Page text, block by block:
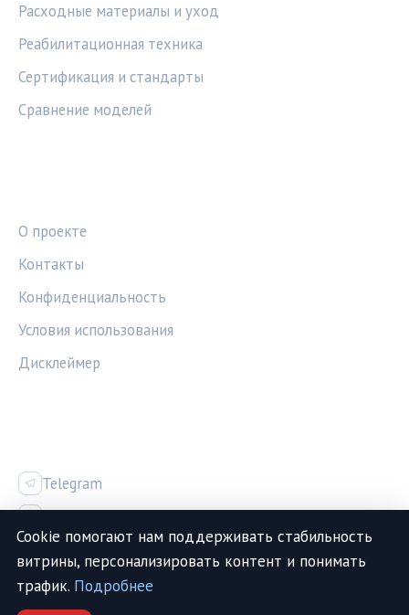
Расходные материалы и уход
Реабилитационная техника
Сертификация и стандарты
Сравнение моделей
О проекте
Контакты
Конфиденциальность
Условия использования
Дисклеймер
Telegram
Vk
© 2026 МедТехИнфо. Все права защищены.
Cookie помогают нам поддерживать стабильность
витрины, персонализировать контент и понимать
трафик. Подробнее